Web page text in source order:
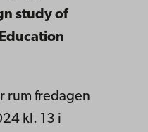
study of
rum fredagen
kl. 13 i